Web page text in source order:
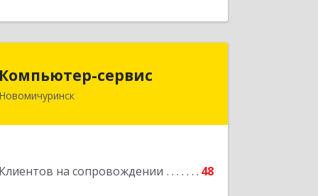
Компьютер-сервис
Новомичуринск
Клиентов на сопровождении 48
391160, Рязанская обл, Пронский р-н,
Подробнее